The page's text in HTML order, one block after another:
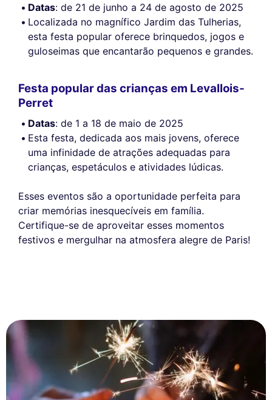
Datas: de 21 de junho a 24 de agosto de 2025
Localizada no magnífico Jardim das Tulherias,
esta festa popular oferece brinquedos, jogos e
guloseimas que encantarão pequenos e grandes.
Festa popular das crianças em Levallois-
Perret
Datas: de 1 a 18 de maio de 2025
Esta festa, dedicada aos mais jovens, oferece
uma infinidade de atrações adequadas para
crianças, espetáculos e atividades lúdicas.
Esses eventos são a oportunidade perfeita para
criar memórias inesquecíveis em família.
Certifique-se de aproveitar esses momentos
festivos e mergulhar na atmosfera alegre de Paris!